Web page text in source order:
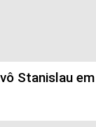
Stanislau em